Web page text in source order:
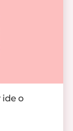
ide o